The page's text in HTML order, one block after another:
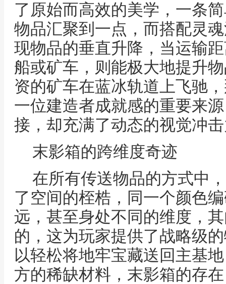
了原始而高效的美学，一条
物品汇聚到一点，而搭配灵
现物品的垂直升降，当运输
船或矿车，则能极大地提升
资的矿车在蓝冰轨道上飞驰
一位建造者成就感的重要来
接，却充满了动态的视觉冲
末影箱的跨维度奇迹
在所有传送物品的方式中
了空间的桎梏，同一个颜色
远，甚至身处不同的维度，
的，这为玩家提供了战略级
以轻松将地牢宝藏送回主基
方的稀缺材料，末影箱的存